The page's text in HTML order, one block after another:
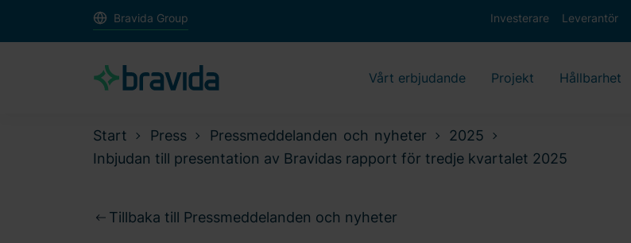
Bravida Group Investerare Leverantör
Vårt erbjudande Projekt Hållbarhet
Start Press Pressmeddelanden och nyheter
2025
Inbjudan till presentation av Bravidas rapport för tredje kvartalet 2025
Tillbaka till Pressmeddelanden och nyheter